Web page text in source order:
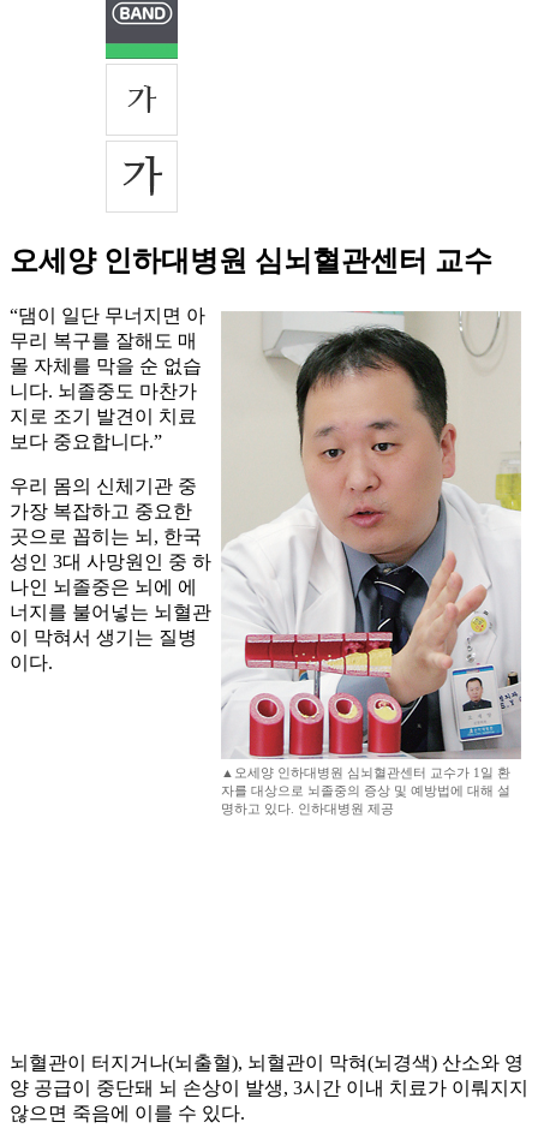
오세양 인하대병원 심뇌혈관센터 교수
▲오세양 인하대병원 심뇌혈관센터 교수가 1일 환
자를 대상으로 뇌졸중의 증상 및 예방법에 대해 설
명하고 있다. 인하대병원 제공
“댐이 일단 무너지면 아
무리 복구를 잘해도 매
몰 자체를 막을 순 없습
니다. 뇌졸중도 마찬가
지로 조기 발견이 치료
보다 중요합니다.”
우리 몸의 신체기관 중
가장 복잡하고 중요한
곳으로 꼽히는 뇌, 한국
성인 3대 사망원인 중 하
나인 뇌졸중은 뇌에 에
너지를 불어넣는 뇌혈관
이 막혀서 생기는 질병
이다.
뇌혈관이 터지거나(뇌출혈), 뇌혈관이 막혀(뇌경색) 산소와 영
양 공급이 중단돼 뇌 손상이 발생, 3시간 이내 치료가 이뤄지지
않으면 죽음에 이를 수 있다.